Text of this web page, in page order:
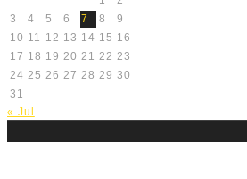
3
4 5 6 7 8
9
10 11 12 13 14 15 16
17 18 19 20 21 22 23
24 25 26 27 28 29 30
31
« Jul